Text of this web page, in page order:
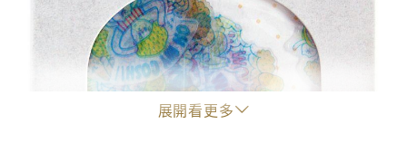
展開看更多